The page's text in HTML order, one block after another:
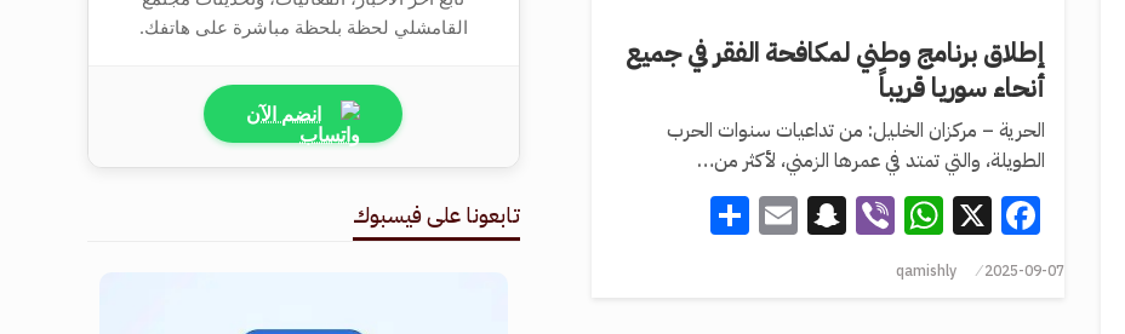
إطلاق برنامج وطني لمكافحة الفقر في جميع
أنحاء سوريا قريباً
الحرية – مركزان الخليل: من تداعيات سنوات الحرب
الطويلة، والتي تمتد في عمرها الزمني، لأكثر من…
Facebook
X
WhatsApp
Viber
Snapchat
Email
2025-09-07
qamishly
القامشلي لحظة بلحظة مباشرة على هاتفك.
انضم الآن
تابعونا على فيسبوك